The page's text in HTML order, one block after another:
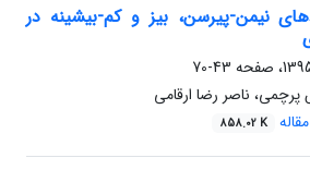
نیمن-پیرسن، بیز و کم-بیشینه در
43-70
ناصر رضا ارقامی
858.02 K